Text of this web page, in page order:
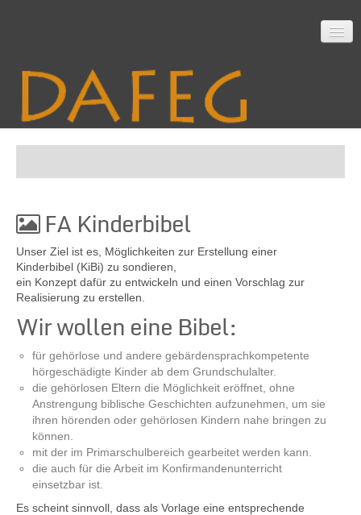
Mitarbeit
Material
Themen
Kontakt
FA Kinderbibel
Unser Ziel ist es, Möglichkeiten zur Erstellung einer
Kinderbibel (KiBi) zu sondieren,
ein Konzept dafür zu entwickeln und einen Vorschlag zur
Realisierung zu erstellen.
Wir wollen eine Bibel:
für gehörlose und andere gebärdensprachkompetente
hörgeschädigte Kinder ab dem Grundschulalter.
die gehörlosen Eltern die Möglichkeit eröffnet, ohne
Anstrengung biblische Geschichten aufzunehmen, um sie
ihren hörenden oder gehörlosen Kindern nahe bringen zu
können.
mit der im Primarschulbereich gearbeitet werden kann.
die auch für die Arbeit im Konfirmandenunterricht
einsetzbar ist.
Es scheint sinnvoll, dass als Vorlage eine entsprechende